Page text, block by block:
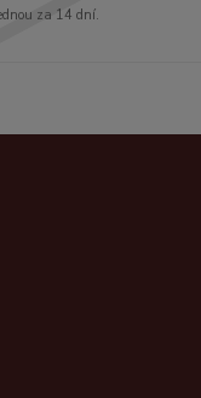
za 14 dní.